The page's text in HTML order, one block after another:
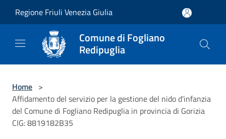
Regione Friuli Venezia Giulia
Comune di Fogliano
Redipuglia
Home >
Affidamento del servizio per la gestione del nido d'infanzia
del Comune di Fogliano Redipuglia in provincia di Gorizia
CIG: 8819182B35